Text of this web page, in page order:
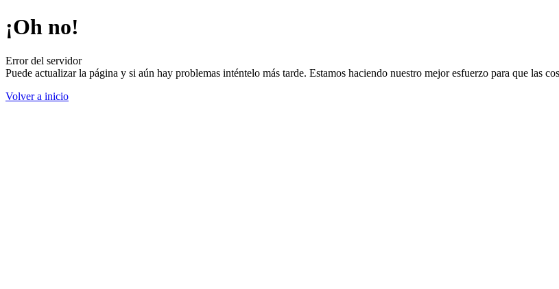
¡Oh no!
Error del servidor
Puede actualizar la página y si aún hay problemas inténtelo más tarde. Estamos haciendo nuestro mejor esfuerzo para que las
Volver a inicio